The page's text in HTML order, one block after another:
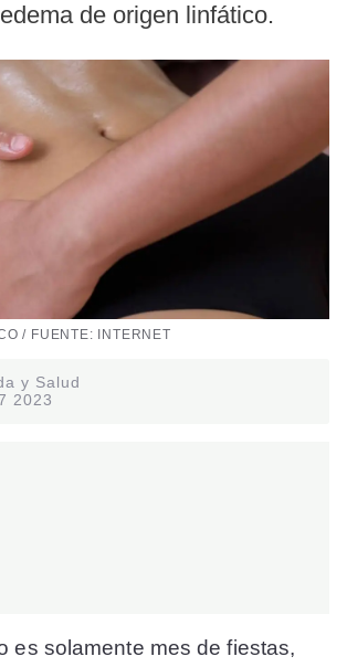
de origen linfático.
/ FUENTE: INTERNET
y Salud
2023
es solamente mes de fiestas,